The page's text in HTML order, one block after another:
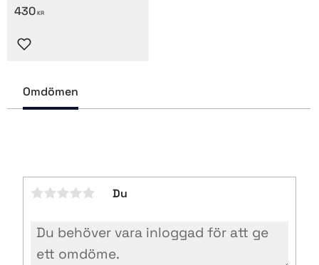
Omdömen
Du
430 KR
Lägg till i favoriter